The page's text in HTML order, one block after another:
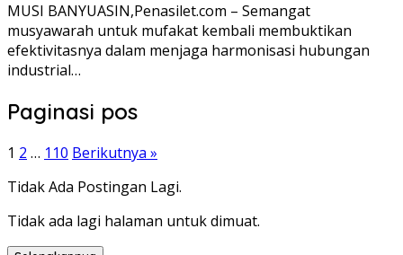
MUSI BANYUASIN,Penasilet.com – Semangat
musyawarah untuk mufakat kembali membuktikan
efektivitasnya dalam menjaga harmonisasi hubungan
industrial…
Paginasi pos
1 2 … 110 Berikutnya »
Tidak Ada Postingan Lagi.
Tidak ada lagi halaman untuk dimuat.